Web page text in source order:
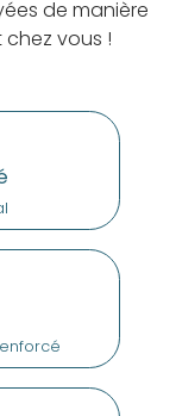
de manière
vous !